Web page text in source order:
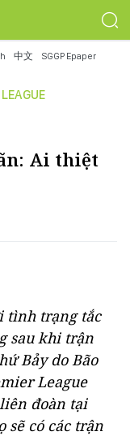
中文 SGGP Epaper
Ai thiệt
tình trạng tắc
sau khi trận
Bảy do Bão
League
đoàn tại
sẽ có các trận